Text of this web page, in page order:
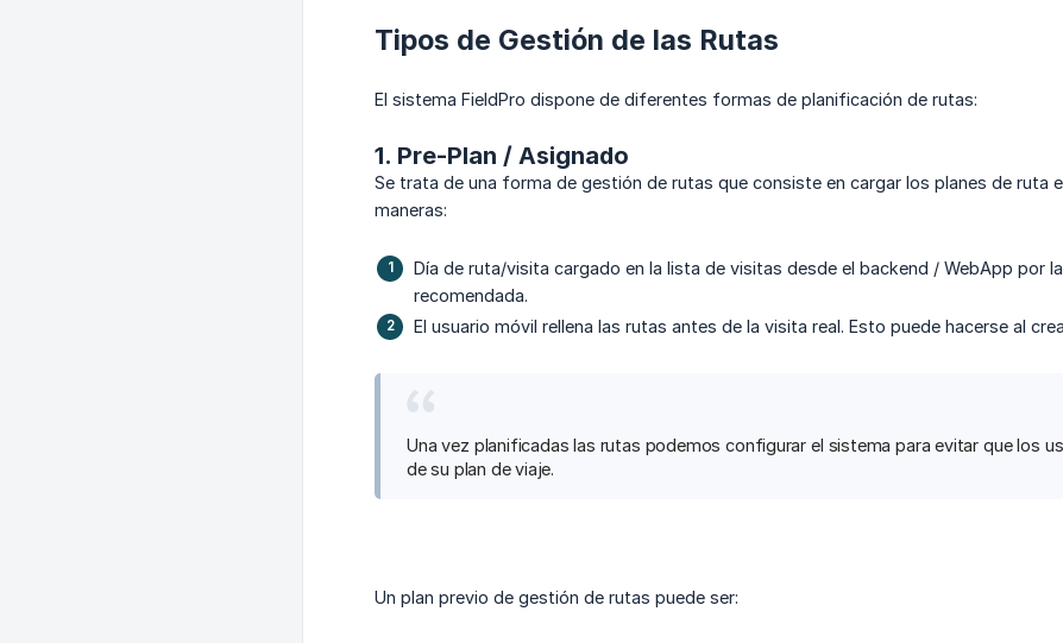
Tipos de Gestión de las Rutas
El sistema FieldPro dispone de diferentes formas de planificación de rutas:
1. Pre-Plan / Asignado
Se trata de una forma de gestión de rutas que consiste en cargar los planes de ruta
maneras:
Día de ruta/visita cargado en la lista de visitas desde el backend / WebApp por
recomendada.
El usuario móvil rellena las rutas antes de la visita real. Esto puede hacerse al
Una vez planificadas las rutas podemos configurar el sistema para evitar que los
de su plan de viaje.
Un plan previo de gestión de rutas puede ser: